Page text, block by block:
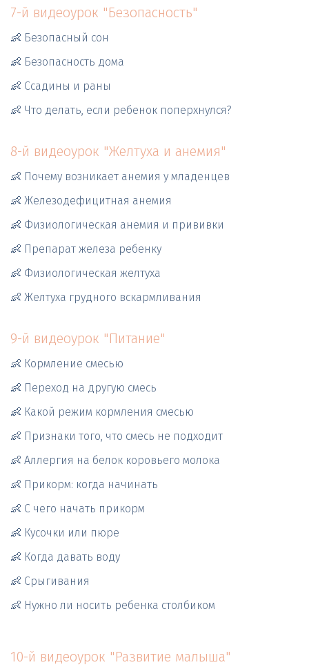
7-й видеоурок "Безопасность"
👶 Безопасный сон
👶 Безопасность дома
👶 Ссадины и раны
👶 Что делать, если ребенок поперхнулся?
8-й видеоурок "Желтуха и анемия"
👶 Почему возникает анемия у младенцев
👶 Железодефицитная анемия
👶 Физиологическая анемия и прививки
👶 Препарат железа ребенку
👶 Физиологическая желтуха
👶 Желтуха грудного вскармливания
9-й видеоурок "Питание"
👶 Кормление смесью
👶 Переход на другую смесь
👶 Какой режим кормления смесью
👶 Признаки того, что смесь не подходит
👶 Аллергия на белок коровьего молока
👶 Прикорм: когда начинать
👶 С чего начать прикорм
👶 Кусочки или пюре
👶 Когда давать воду
👶 Срыгивания
👶 Нужно ли носить ребенка столбиком
10-й видеоурок "Развитие малыша"